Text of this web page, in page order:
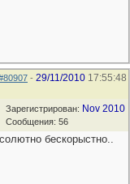
- 29/11/2010 17:55:48
Зарегистрирован: Nov 2010
Сообщения: 56
бескорыстно..